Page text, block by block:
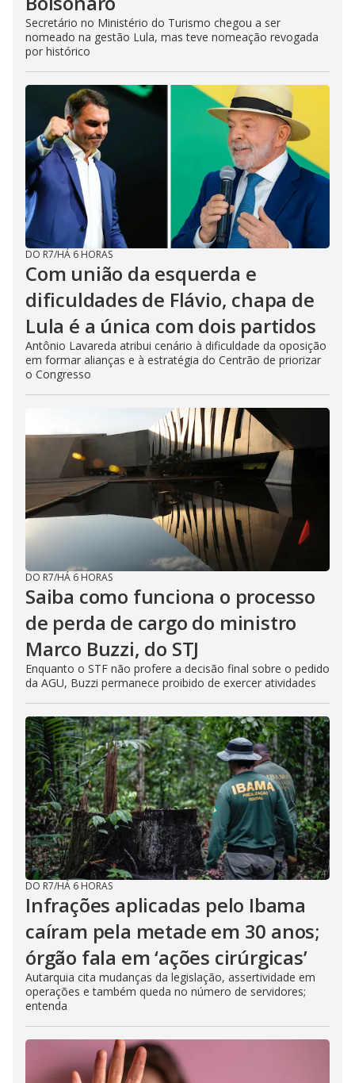
Secretário no Ministério do Turismo chegou a ser
nomeado na gestão Lula, mas teve nomeação revogada
por histórico
DO R7/HÁ 6 HORAS
Com união da esquerda e
dificuldades de Flávio, chapa de
Lula é a única com dois partidos
Antônio Lavareda atribui cenário à dificuldade da oposição
em formar alianças e à estratégia do Centrão de priorizar
o Congresso
DO R7/HÁ 6 HORAS
Saiba como funciona o processo
de perda de cargo do ministro
Marco Buzzi, do STJ
Enquanto o STF não profere a decisão final sobre o pedido
da AGU, Buzzi permanece proibido de exercer atividades
DO R7/HÁ 6 HORAS
Infrações aplicadas pelo Ibama
caíram pela metade em 30 anos;
órgão fala em ‘ações cirúrgicas’
Autarquia cita mudanças da legislação, assertividade em
operações e também queda no número de servidores;
entenda